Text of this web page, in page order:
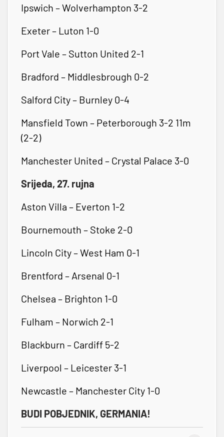
Ipswich – Wolverhampton 3-2
Exeter – Luton 1-0
Port Vale – Sutton United 2-1
Bradford – Middlesbrough 0-2
Salford City – Burnley 0-4
Mansfield Town – Peterborough 3-2 11m
(2-2)
Manchester United – Crystal Palace 3-0
Srijeda, 27. rujna
Aston Villa – Everton 1-2
Bournemouth – Stoke 2-0
Lincoln City – West Ham 0-1
Brentford – Arsenal 0-1
Chelsea – Brighton 1-0
Fulham – Norwich 2-1
Blackburn – Cardiff 5-2
Liverpool – Leicester 3-1
Newcastle – Manchester City 1-0
BUDI POBJEDNIK, GERMANIA!